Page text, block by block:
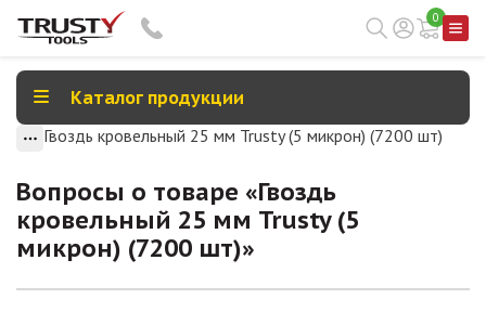
0
Каталог продукции
Гвоздь кровельный 25 мм Trusty (5 микрон) (7200 шт)
Вопросы о товаре «Гвоздь
кровельный 25 мм Trusty (5
микрон) (7200 шт)»